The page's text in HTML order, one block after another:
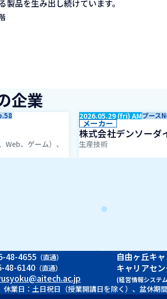
品を生み出し続けています。
企業
、ゲーム）、
2026.05.29 (fri) AMブース
メーカー
株式会社デンソーダ
生産技術
48-4655 （直通）
48-6140 （直通）
自由ヶ丘キ
キャリアセ
(経営情報システ
業日：土日祝日（授業開講日を除く）、盆休期